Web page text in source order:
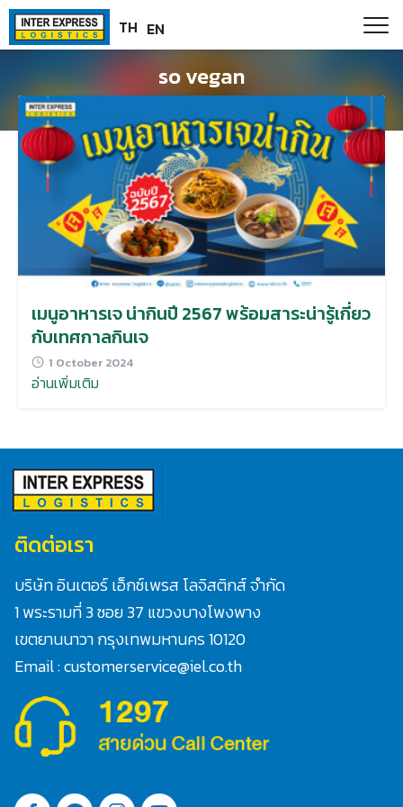
Paste this code as high in the of the page as possible:
content
TH EN
Search
so vegan
เมนูอาหารเจ น่ากินปี 2567 พร้อมสาระน่ารู้เกี่ยว
กับเทศกาลกินเจ
1 October 2024
อ่านเพิ่มเติม
ติดต่อเรา
บริษัท อินเตอร์ เอ็กซ์เพรส โลจิสติกส์ จำกัด
1 พระรามที่ 3 ซอย 37 แขวงบางโพงพาง
เขตยานนาวา กรุงเทพมหานคร 10120
Email : customerservice@iel.co.th